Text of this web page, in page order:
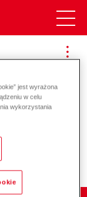
i
jest wyrażona
w celu
wykorzystania